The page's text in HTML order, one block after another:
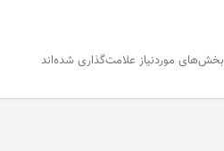
بخش‌های موردنیاز علامت‌گذاری شده‌اند